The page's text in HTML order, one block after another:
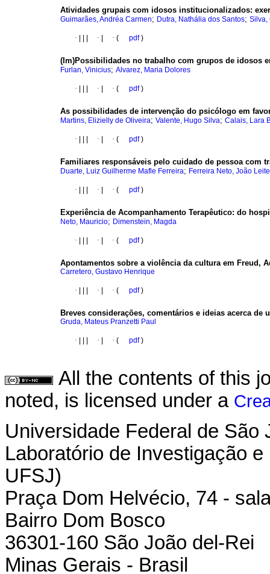
Atividades grupais com idosos institucionalizados:
Guimarães, Andréa Carmen; Dutra, Nathália dos Santos; Silva,
· · · ( pdf)
(Im)Possibilidades no trabalho com grupos de idosos
Furlan, Vinicius; Alvarez, Maria Dolores
· · · ( pdf)
As possibilidades de intervenção do psicólogo em
Martins, Elizielly de Oliveira; Valente, Hugo Silva; Calais, Lara
· · · ( pdf)
Familiares responsáveis pelo cuidado de pessoa com
Duarte, Luiz Guilherme Mafle Ferreira; Ferreira Neto, João Leite
· · · ( pdf)
Experiência de Acompanhamento Terapêutico: do
Neto, Mauricio; Dimenstein, Magda
· · · ( pdf)
Apontamentos sobre a violência da cultura em Freud,
Carretero, Gustavo Henrique
· · · ( pdf)
Breves considerações, comentários e ideias acerca de
Gruda, Mateus Pranzetti Paul
· · · ( pdf)
All the contents of this
noted, is licensed under a
Universidade Federal de São
Laboratório de Investigação
UFSJ)
Praça Dom Helvécio, 74 -
Bairro Dom Bosco
36301-160 São João del-Rei
Minas Gerais - Brasil